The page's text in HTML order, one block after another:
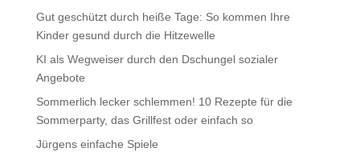
Gut geschützt durch heiße Tage: So kommen Ihre
Kinder gesund durch die Hitzewelle
KI als Wegweiser durch den Dschungel sozialer
Angebote
Sommerlich lecker schlemmen! 10 Rezepte für die
Sommerparty, das Grillfest oder einfach so
Jürgens einfache Spiele